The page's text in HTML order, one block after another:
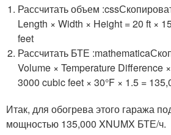
Рассчитать объем
Length × Width × Height = 20 ft ×
feet
Рассчитать БТЕ
Volume × Temperature Difference
3000 cubic feet × 30°F × 1.5 =
Итак, для обогрева этого гаража
мощностью 135,000 XNUMX БТЕ/ч.